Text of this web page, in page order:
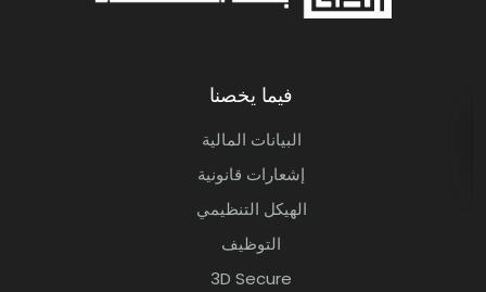
participative 100% Marocaine
فيما يخصنا
البيانات المالية
إشعارات قانونية
الهيكل التنظيمي
التوظيف
3D Secure